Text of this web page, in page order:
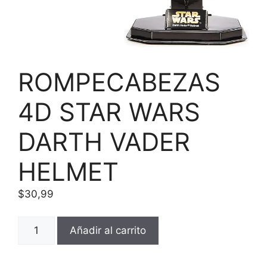
ROMPECABEZAS
4D STAR WARS
DARTH VADER
HELMET
$30,99
ROMPECABEZAS
Añadir al carrito